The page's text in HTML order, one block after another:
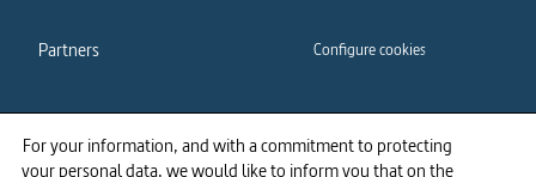
For your information, and with a commitment to protecting
your personal data, we would like to inform you that on the
Partners Configure cookies
Cookies policy Privacy policy